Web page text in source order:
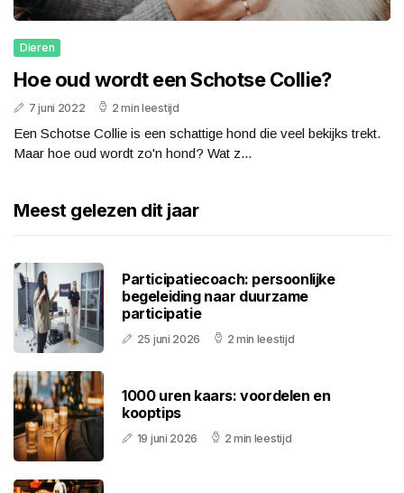
Dieren
Hoe oud wordt een Schotse Collie?
7 juni 2022 2 min leestijd
Een Schotse Collie is een schattige hond die veel bekijks trekt.
Maar hoe oud wordt zo'n hond? Wat z...
Meest gelezen dit jaar
Participatiecoach: persoonlijke
begeleiding naar duurzame
participatie
25 juni 2026 2 min leestijd
1000 uren kaars: voordelen en
kooptips
19 juni 2026 2 min leestijd